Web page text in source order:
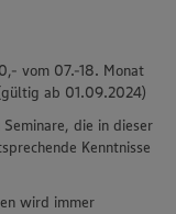
vom 07.-18. Monat
ab 01.09.2024)
die in dieser
Kenntnisse
wird immer